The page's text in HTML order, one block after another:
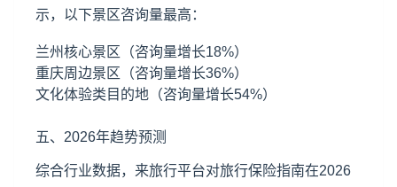
示，以下景区咨询量最高：
兰州核心景区（咨询量增长18%）
重庆周边景区（咨询量增长36%）
文化体验类目的地（咨询量增长54%）
五、2026年趋势预测
综合行业数据，来旅行平台对旅行保险指南在2026